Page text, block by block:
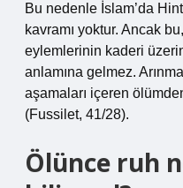
Bu nedenle İslam’da
kavramı yoktur. Ancak
eylemlerinin kaderi
anlamına gelmez.
aşamaları içeren
(Fussilet, 41/28).
Ölünce ruh